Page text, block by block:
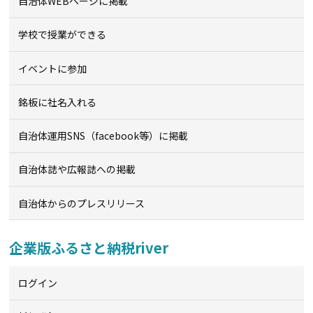
学校で授業ができる
イベントに参加
銘板に社名入れる
自治体運用SNS（facebook等）に掲載
自治体誌や広報誌への掲載
自治体からのプレスリリース
企業版ふるさと納税river
ログイン